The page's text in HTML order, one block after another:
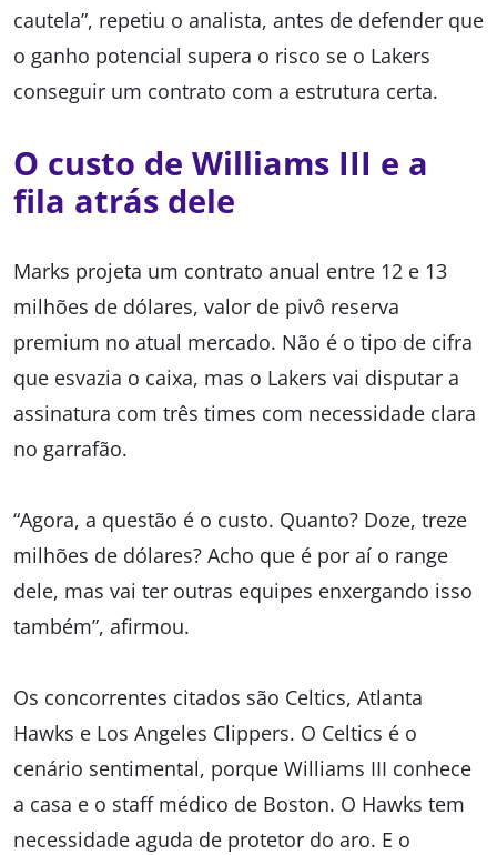
cautela”, repetiu o analista, antes de defender que
o ganho potencial supera o risco se o Lakers
conseguir um contrato com a estrutura certa.
O custo de Williams III e a
fila atrás dele
Marks projeta um contrato anual entre 12 e 13
milhões de dólares, valor de pivô reserva
premium no atual mercado. Não é o tipo de cifra
que esvazia o caixa, mas o Lakers vai disputar a
assinatura com três times com necessidade clara
no garrafão.
“Agora, a questão é o custo. Quanto? Doze, treze
milhões de dólares? Acho que é por aí o range
dele, mas vai ter outras equipes enxergando isso
também”, afirmou.
Os concorrentes citados são Celtics, Atlanta
Hawks e Los Angeles Clippers. O Celtics é o
cenário sentimental, porque Williams III conhece
a casa e o staff médico de Boston. O Hawks tem
necessidade aguda de protetor do aro. E o